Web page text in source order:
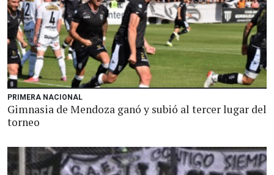
PRIMERA NACIONAL
Gimnasia de Mendoza ganó y subió al tercer lugar del
torneo